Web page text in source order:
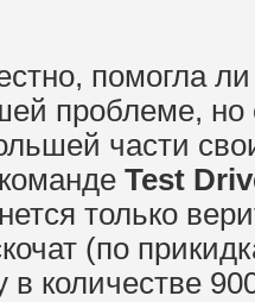
помогла
проблеме,
части
Test
только
(по
количестве